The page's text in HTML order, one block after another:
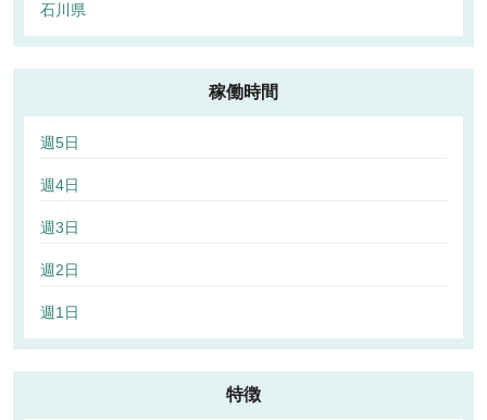
石川県
稼働時間
週5日
週4日
週3日
週2日
週1日
特徴